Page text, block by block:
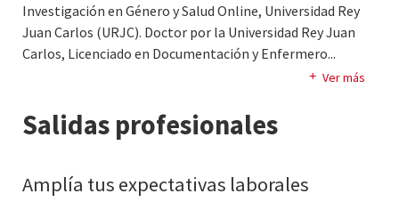
Investigación en Género y Salud Online, Universidad Rey
Juan Carlos (URJC). Doctor por la Universidad Rey Juan
Carlos, Licenciado en Documentación y Enfermero...
Ha trabajado en el Hospital Universitario de Fuenlabrada
se centró en la Gestión de la Calidad y la Gestión y
Promoción de la Investigación. Experiencia docente tanto
aportaciones en congresos nacionales e internacionales
Ver más
Salidas profesionales
Amplía tus expectativas laborales